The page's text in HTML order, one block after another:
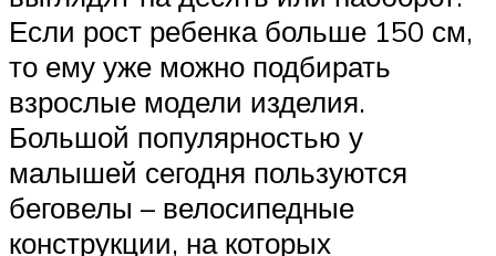
Если рост ребенка больше 150 см,
то ему уже можно подбирать
взрослые модели изделия.
Большой популярностью у
малышей сегодня пользуются
беговелы – велосипедные
конструкции, на которых